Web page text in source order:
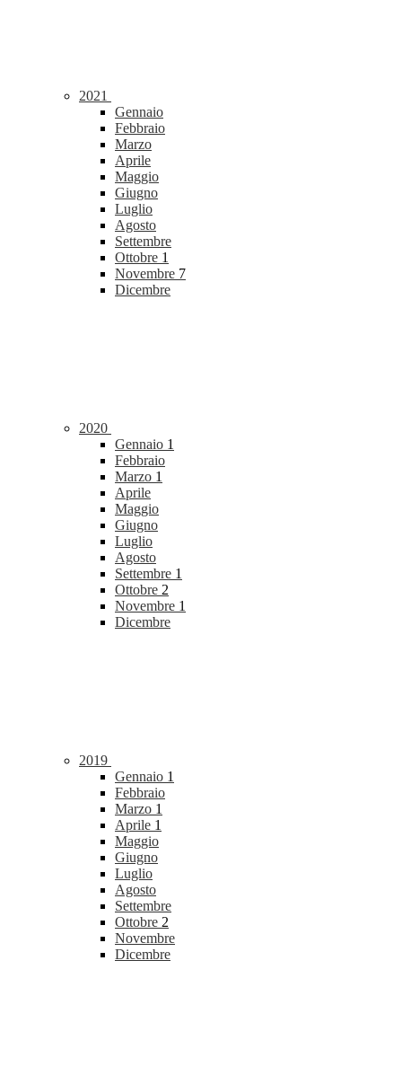
2021
Gennaio
Febbraio
Marzo
Aprile
Maggio
Giugno
Luglio
Agosto
Settembre
Ottobre 1
Novembre 7
Dicembre
2020
Gennaio 1
Febbraio
Marzo 1
Aprile
Maggio
Giugno
Luglio
Agosto
Settembre 1
Ottobre 2
Novembre 1
Dicembre
2019
Gennaio 1
Febbraio
Marzo 1
Aprile 1
Maggio
Giugno
Luglio
Agosto
Settembre
Ottobre 2
Novembre
Dicembre